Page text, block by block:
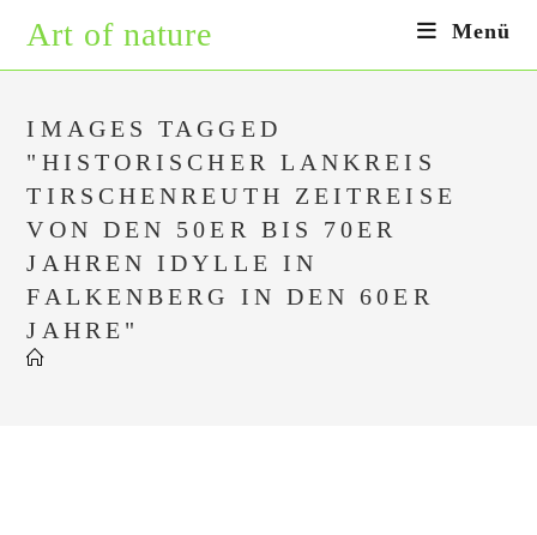
Inhalt
springen
Art of nature Menü
IMAGES TAGGED
"HISTORISCHER LANKREIS
TIRSCHENREUTH ZEITREISE
VON DEN 50ER BIS 70ER
JAHREN IDYLLE IN
FALKENBERG IN DEN 60ER
JAHRE"